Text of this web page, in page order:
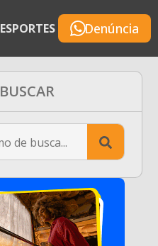
ESPORTES Denúncia
BUSCAR
for: